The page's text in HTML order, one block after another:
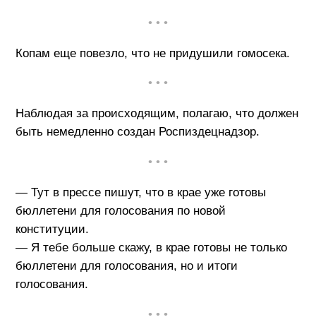
• • •
Копам еще повезло, что не придушили гомосека.
• • •
Наблюдая за происходящим, полагаю, что должен
быть немедленно создан Роспиздецнадзор.
• • •
— Тут в прессе пишут, что в крае уже готовы
бюллетени для голосования по новой
конституции.
— Я тебе больше скажу, в крае готовы не только
бюллетени для голосования, но и итоги
голосования.
• • •